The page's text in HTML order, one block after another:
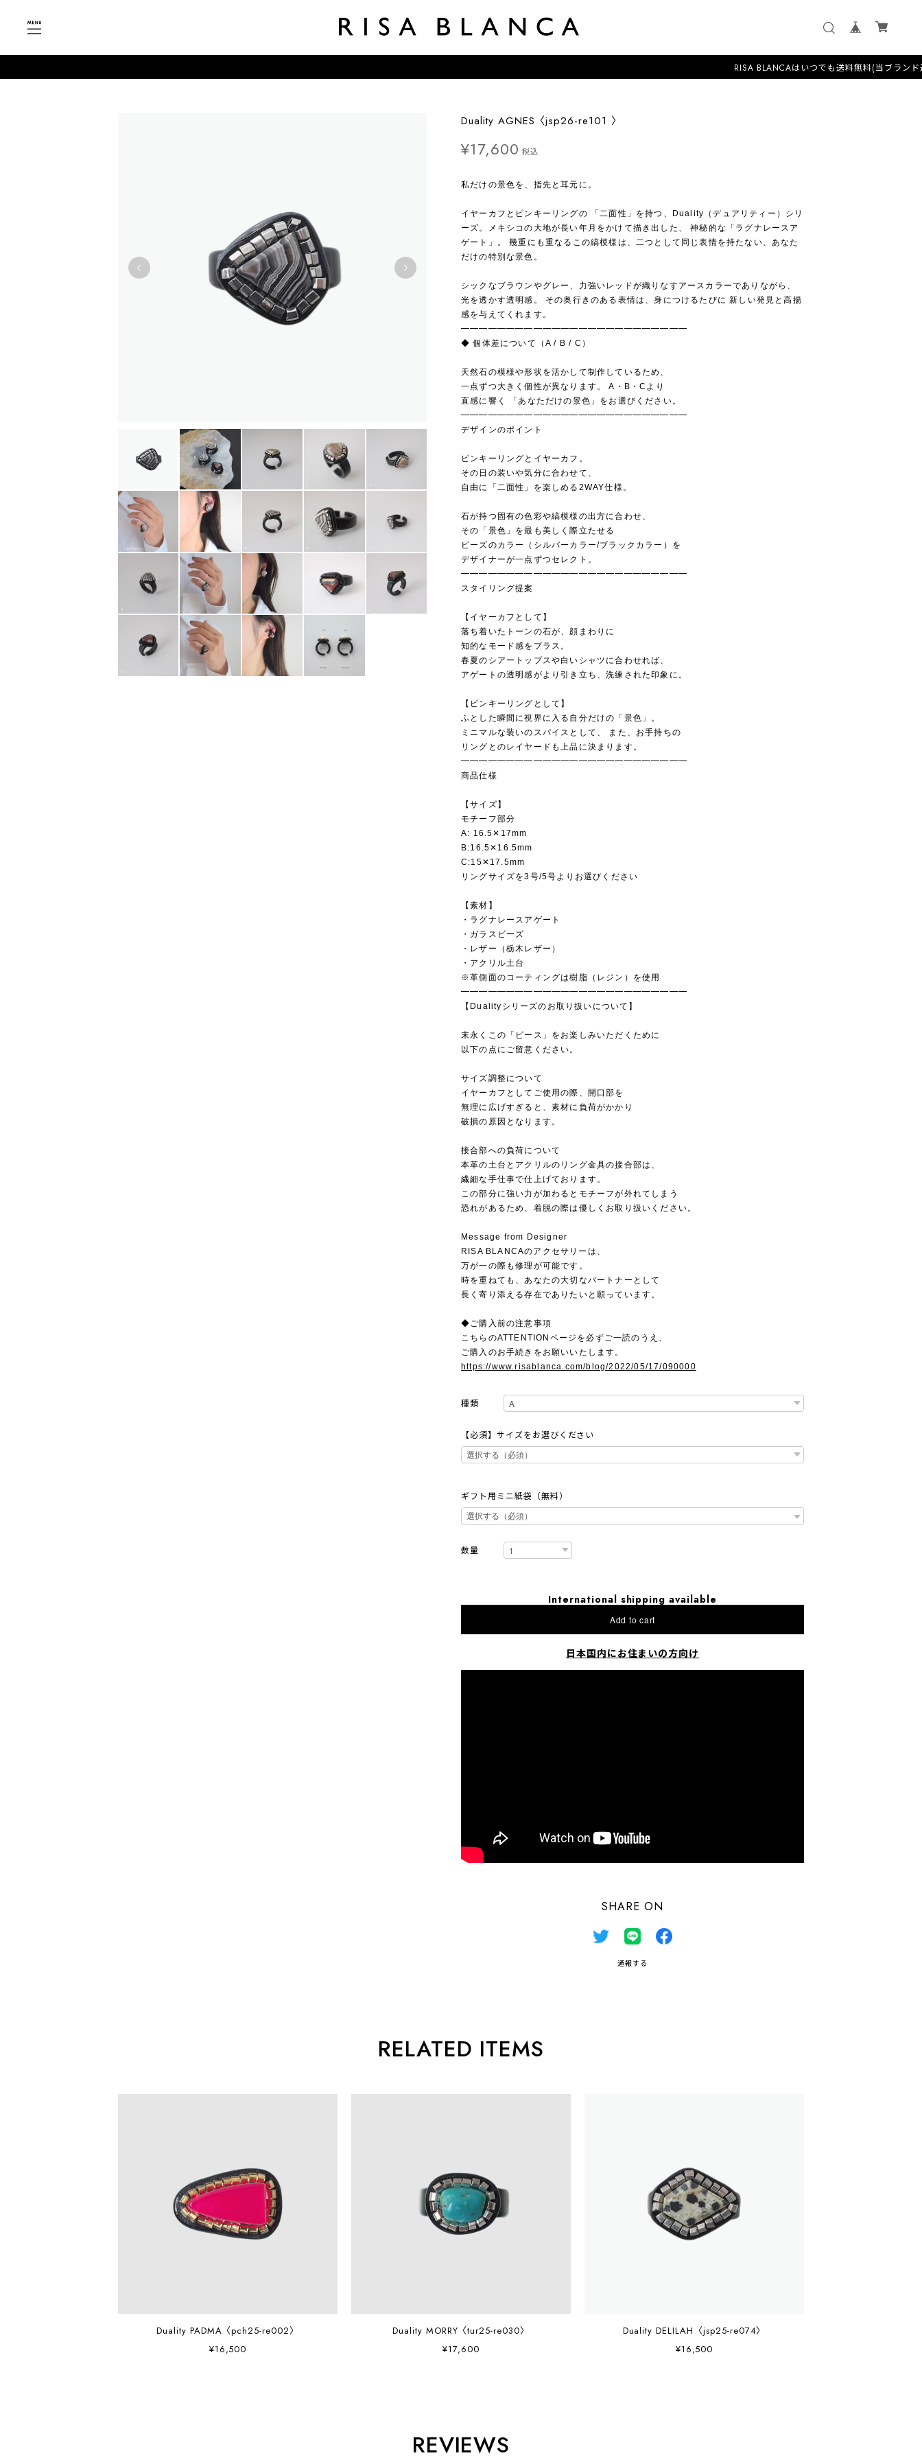
RISA BLANCAはいつでも送料無料(当ブランド送料負担)
Duality AGNES〈jsp26-re101 〉
¥17,600 税込
私だけの景色を、指先と耳元に。
イヤーカフとピンキーリングの 「二面性」を持つ、Duality（デュアリティー）シリ
ーズ。メキシコの大地が長い年月をかけて描き出した、 神秘的な「ラグナレースア
ゲート」。 幾重にも重なるこの縞模様は、二つとして同じ表情を持たない、あなた
だけの特別な景色。
シックなブラウンやグレー、力強いレッドが織りなすアースカラーでありながら、
光を透かす透明感。 その奥行きのある表情は、身につけるたびに 新しい発見と高揚
感を与えてくれます。
━━━━━━━━━━━━━━━━━━━━━━━━━
◆ 個体差について（A / B / C）
天然石の模様や形状を活かして制作しているため、
一点ずつ大きく個性が異なります。 A・B・Cより
直感に響く 「あなただけの景色」をお選びください。
━━━━━━━━━━━━━━━━━━━━━━━━━
デザインのポイント
ピンキーリングとイヤーカフ。
その日の装いや気分に合わせて、
自由に「二面性」を楽しめる2WAY仕様。
石が持つ固有の色彩や縞模様の出方に合わせ、
その「景色」を最も美しく際立たせる
ビーズのカラー（シルバーカラー/ブラックカラー）を
デザイナーが一点ずつセレクト。
━━━━━━━━━━━━━━━━━━━━━━━━━
スタイリング提案
【イヤーカフとして】
落ち着いたトーンの石が、顔まわりに
知的なモード感をプラス。
春夏のシアートップスや白いシャツに合わせれば、
アゲートの透明感がより引き立ち、洗練された印象に。
【ピンキーリングとして】
ふとした瞬間に視界に入る自分だけの「景色」。
ミニマルな装いのスパイスとして、 また、お手持ちの
リングとのレイヤードも上品に決まります。
━━━━━━━━━━━━━━━━━━━━━━━━━
商品仕様
【サイズ】
モチーフ部分
A: 16.5✕17mm
B:16.5✕16.5mm
C:15✕17.5mm
リングサイズを3号/5号よりお選びください
【素材】
・ラグナレースアゲート
・ガラスビーズ
・レザー（栃木レザー）
・アクリル土台
※革側面のコーティングは樹脂（レジン）を使用
━━━━━━━━━━━━━━━━━━━━━━━━━
【Dualityシリーズのお取り扱いについて】
末永くこの「ピース」をお楽しみいただくために
以下の点にご留意ください。
サイズ調整について
イヤーカフとしてご使用の際、開口部を
無理に広げすぎると、素材に負荷がかかり
破損の原因となります。
接合部への負荷について
本革の土台とアクリルのリング金具の接合部は、
繊細な手仕事で仕上げております。
この部分に強い力が加わるとモチーフが外れてしまう
恐れがあるため、着脱の際は優しくお取り扱いください。
Message from Designer
RISA BLANCAのアクセサリーは、
万が一の際も修理が可能です。
時を重ねても、あなたの大切なパートナーとして
長く寄り添える存在でありたいと願っています。
◆ご購入前の注意事項
こちらのATTENTIONページを必ずご一読のうえ、
ご購入のお手続きをお願いいたします。
https://www.risablanca.com/blog/2022/05/17/090000
種類
【必須】サイズをお選びください
ギフト用ミニ紙袋（無料）
数量
International shipping available
Add to cart
日本国内にお住まいの方向け
SHARE ON
通報する
RELATED ITEMS
Duality PADMA〈pch25-re002〉
¥16,500
Duality MORRY〈tur25-re030〉
¥17,600
Duality DELILAH〈jsp25-re074〉
¥16,500
REVIEWS